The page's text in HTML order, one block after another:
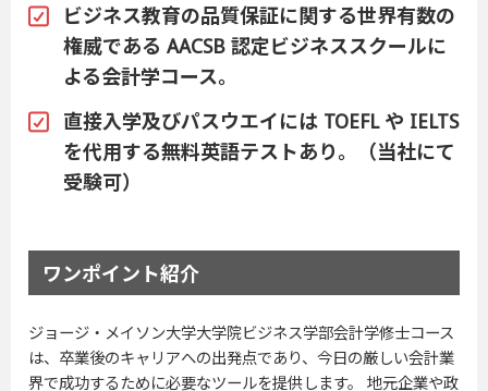
ビジネス教育の品質保証に関する世界有数の
権威である AACSB 認定ビジネススクールに
よる会計学コース。
直接入学及びパスウエイには TOEFL や IELTS
を代用する無料英語テストあり。（当社にて
受験可）
ワンポイント紹介
ジョージ・メイソン大学大学院ビジネス学部会計学修士コース
は、卒業後のキャリアへの出発点であり、今日の厳しい会計業
界で成功するために必要なツールを提供します。 地元企業や政